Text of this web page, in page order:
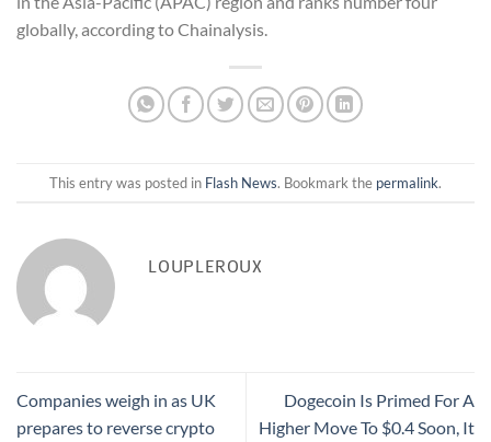
globally, according to Chainalysis.
This entry was posted in Flash News. Bookmark the permalink.
LOUPLEROUX
Companies weigh in as UK
prepares to reverse crypto
Dogecoin Is Primed For A
Higher Move To $0.4 Soon, It